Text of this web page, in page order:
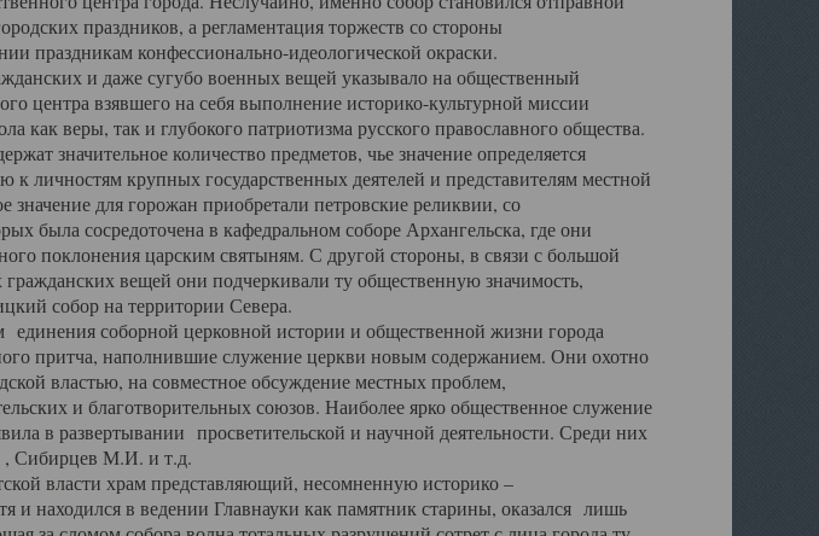
праздников, а регламентация торжеств со стороны
праздникам конфессионально-идеологической окраски.
и даже сугубо военных вещей указывало на общественный
центра взявшего на себя выполнение историко-культурной миссии
как веры, так и глубокого патриотизма русского православного общества.
значительное количество предметов, чье значение определяется
к личностям крупных государственных деятелей и представителям местной
значение для горожан приобретали петровские реликвии, со
была сосредоточена в кафедральном соборе Архангельска, где они
поклонения царским святыням. С другой стороны, в связи с большой
вещей они подчеркивали ту общественную значимость,
собор на территории Севера.
соборной церковной истории и общественной жизни города
притча, наполнившие служение церкви новым содержанием. Они охотно
властью, на совместное обсуждение местных проблем,
и благотворительных союзов. Наиболее ярко общественное служение
в развертывании просветительской и научной деятельности. Среди них
Сибирцев М.И. и т.д.
власти храм представляющий, несомненную историко –
и находился в ведении Главнауки как памятник старины, оказался лишь